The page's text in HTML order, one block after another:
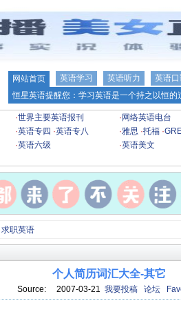
网站首页 英语学习 英语听力 英语
恒星英语提醒您：学习英语是一个持之以恒
·世界主要英语报刊 · 网络英语电台
·英语专四 ·英语专八 ·雅思 ·托福 ·
·英语六级 ·英语美文
求职英语
个人简历词汇大全-其它
Source: 2007-03-21 我要投稿 论坛